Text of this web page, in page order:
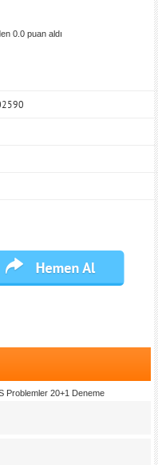
0.0 puan aldı
Problemler 20+1 Deneme